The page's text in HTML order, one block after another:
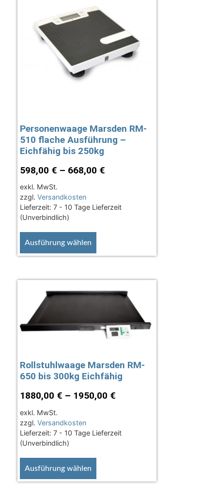
Personenwaage Marsden RM-
510 flache Ausführung –
Eichfähig bis 250kg
598,00 € – 668,00 €
exkl. MwSt.
zzgl. Versandkosten
Lieferzeit: 7 - 10 Tage Lieferzeit
(Unverbindlich)
Ausführung wählen
Rollstuhlwaage Marsden RM-
650 bis 300kg Eichfähig
1880,00 € – 1950,00 €
exkl. MwSt.
zzgl. Versandkosten
Lieferzeit: 7 - 10 Tage Lieferzeit
(Unverbindlich)
Ausführung wählen